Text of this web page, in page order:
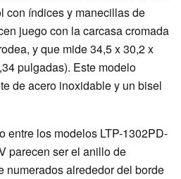
con índices y manecillas de
juego con la carcasa cromada
y que mide 34,5 x 30,2 x
pulgadas). Este modelo
de acero inoxidable y un bisel
entre los modelos LTP-1302PD-
parecen ser el anillo de
numerados alrededor del borde